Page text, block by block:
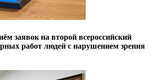
заявок на второй всероссийский
работ людей с нарушением зрения